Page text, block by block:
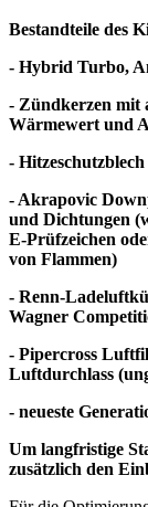
Bestandteile des
- Hybrid Turbo,
- Zündkerzen mit
Wärmewert und
- Hitzeschutzblech
- Akrapovic
und Dichtungen
E-Prüfzeichen
von Flammen)
- Renn-
Wagner
- Pipercross
Luftdurchlass
- neueste
Um langfristige
zusätzlich den